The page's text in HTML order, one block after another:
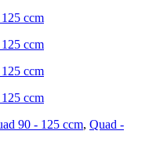
90 - 125 ccm, Quad -